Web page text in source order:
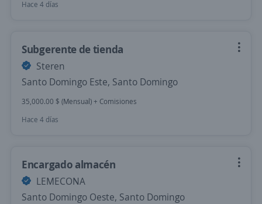
Hace 4 días
Subgerente de tienda
Steren
Santo Domingo Este, Santo Domingo
35,000.00 $ (Mensual) + Comisiones
Hace 4 días
Encargado almacén
LEMECONA
Santo Domingo Oeste, Santo Domingo